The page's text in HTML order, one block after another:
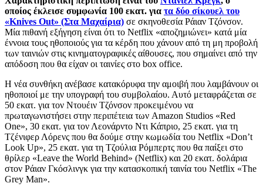
οποίος έκλεισε συμφωνία 100 εκατ. για τα δύο σίκουελ του
«Knives Out» (Στα Μαχαίρια) σε σκηνοθεσία Ράιαν Τζόνσον.
Μία πιθανή εξήγηση είναι ότι το Netflix «αποζημιώνει» κατά μία
έννοια τους ηθοποιούς για τα κέρδη που χάνουν από τη μη προβολή
των ταινιών στις κινηματογραφικές αίθουσες, που σημαίνει από την
απόδοση που θα είχαν οι ταινίες στο box office.
Η νέα συνθήκη ανέβασε κατακόρυφα την αμοιβή που λαμβάνουν οι
ηθοποιοί με την υπογραφή του συμβολαίου. Αυτό μεταφράζεται σε
50 εκατ. για τον Ντουέιν Τζόνσον προκειμένου να
πρωταγωνιστήσει στην περιπέτεια των Amazon Studios «Red
One», 30 εκατ. για τον Λεονάρντο Ντι Κάπριο, 25 εκατ. για τη
Τζένιφερ Λόρενς που θα δούμε στην κωμωδία του Netflix «Don’t
Look Up», 25 εκατ. για τη Τζούλια Ρόμπερτς που θα παίξει στο
θρίλερ «Leave the World Behind» (Netflix) και 20 εκατ. δολάρια
στον Ράιαν Γκόσλινγκ για την κατασκοπική ταινία του Netflix «The
Grey Man».